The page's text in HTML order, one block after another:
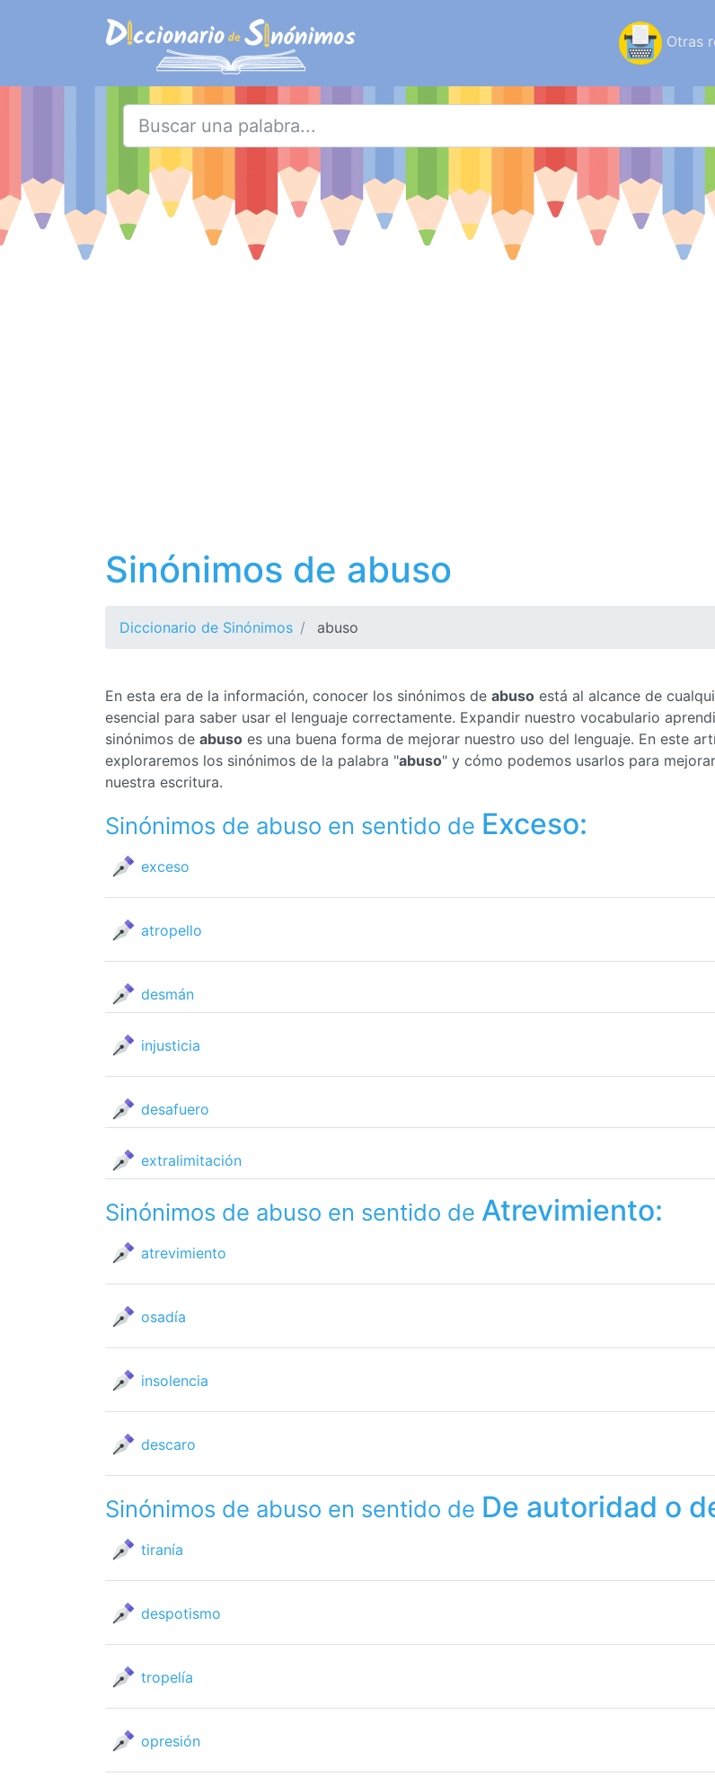
Otras
Sinónimos de abuso
Diccionario de Sinónimos abuso
En esta era de la información, conocer los sinónimos de abuso está al alcance de
esencial para saber usar el lenguaje correctamente. Expandir nuestro vocabulario
sinónimos de abuso es una buena forma de mejorar nuestro uso del lenguaje. En este
exploraremos los sinónimos de la palabra "abuso" y cómo podemos usarlos para
nuestra escritura.
Sinónimos de abuso en sentido de Exceso:
exceso
atropello
desmán
injusticia
desafuero
extralimitación
Sinónimos de abuso en sentido de Atrevimiento:
atrevimiento
osadía
insolencia
descaro
Sinónimos de abuso en sentido de De autoridad o
tiranía
despotismo
tropelía
opresión